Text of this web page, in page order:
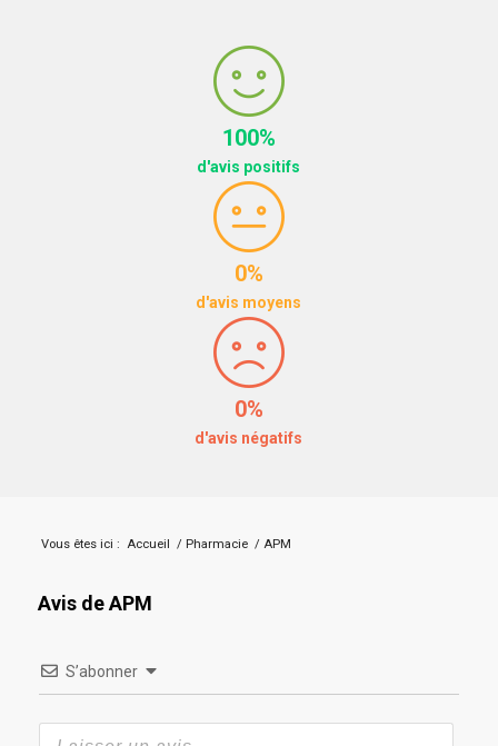
100%
d'avis positifs
0%
d'avis moyens
0%
d'avis négatifs
Vous êtes ici : Accueil / Pharmacie / APM
Avis de APM
S’abonner